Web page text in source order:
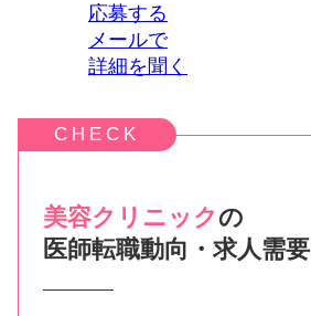
応募する
メールで
詳細を聞く
美容クリニックの
医師転職動向・求人需要